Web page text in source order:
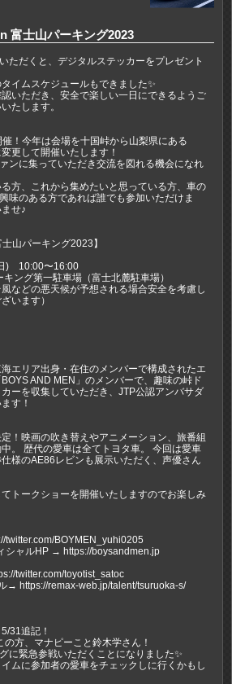
富士山パーキング2023
ただくと、デジタルステッカーをプレゼント
イムスケジュールもできました✨
いただき、安全で楽しい一日にできるようご
たします。
！今年は会場を十国峠から山梨県にある
更して開催いたします！
ンに集っていただき交流を図れる機会になれ
方、これから集めたいと思っている方、車の
味のある方であれば誰でも参加いただけま
せ♪
山パーキング2023】
) 10:00〜16:00
ング第一駐車場（富士北麓駐車場）
などの悪天候が予想される場合安全を考慮し
います）
エリア出身・在住のメンバーで構成されたエ
AND MEN」のメンバーで、趣味の峠ド
ーを収集していただき、JTP公認アンバサダ
す！
！映画の吹き替えやアニメーション、旅番組
。 歴代の愛車は全てトヨタ車。 今回は愛車
様のAE86レビンも展示いただく、声優さん
トークショーを開催いたしますのでお楽しみ
twitter.com/BOYMEN_yuhi0205
シャルHP → https://boysandmen.jp
twitter.com/toyotist_satoc
→ https://remax-web.jp/talent/tsuruoka-s/
31追記！
方、マナピーこと鈴木学さん！
に緊急参戦いただくことになりました✨
ムに参加者の愛車をチェックしに行くかもし